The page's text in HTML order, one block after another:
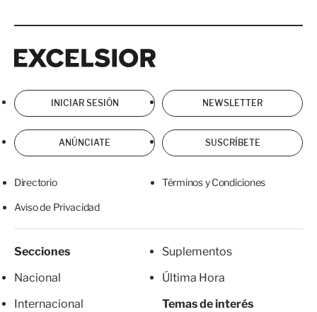
INICIAR SESIÓN NEWSLETTER
ANÚNCIATE SUSCRÍBETE
Directorio Términos y Condiciones
Aviso de Privacidad
Secciones
Nacional
Internacional
Suplementos
Última Hora
Temas de interés